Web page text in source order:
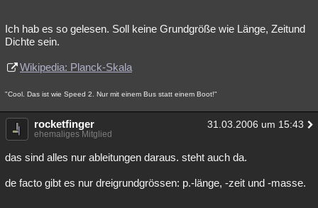
Ich hab es so gelesen. Soll keine Grundgröße wie Länge, Zeitund
Dichte sein.
Wikipedia: Planck-Skala
"Cool. Das ist wie Speed 2. Nur mit einem Bus statt einem Boot!"
rocketfinger 31.03.2006 um 15:43
ehemaliges Mitglied
das sind alles nur ableitungen daraus. steht auch da.
de facto gibt es nur dreigrundgrössen: p.-länge, -zeit und -masse.